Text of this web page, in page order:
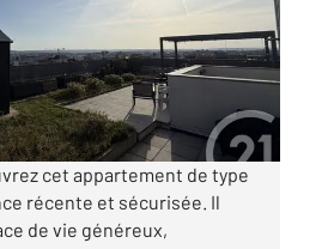
à vendre
€
cet appartement de type
récente et sécurisée. Il
de vie généreux,